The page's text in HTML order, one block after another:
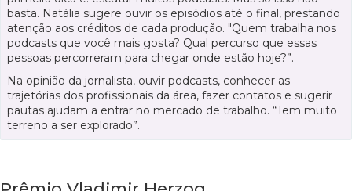
basta. Natália sugere ouvir os episódios até o final, prestando
atenção aos créditos de cada produção. "Quem trabalha nos
podcasts que você mais gosta? Qual percurso que essas
pessoas percorreram para chegar onde estão hoje?”.
Na opinião da jornalista, ouvir podcasts, conhecer as
trajetórias dos profissionais da área, fazer contatos e sugerir
pautas ajudam a entrar no mercado de trabalho. “Tem muito
terreno a ser explorado”.